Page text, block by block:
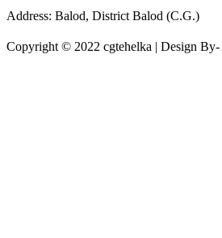
Address: Balod, District Balod (C.G.)
Copyright © 2022 cgtehelka | Design By-